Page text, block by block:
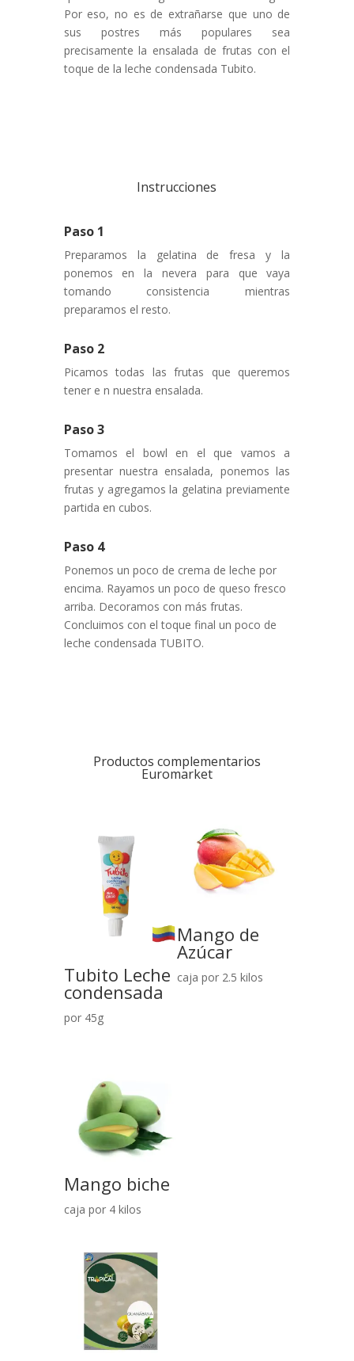
Por eso, no es de extrañarse que uno de
sus postres más populares sea
precisamente la ensalada de frutas con el
toque de la leche condensada Tubito.
Instrucciones
Paso 1
Preparamos la gelatina de fresa y la
ponemos en la nevera para que vaya
tomando consistencia mientras
preparamos el resto.
Paso 2
Picamos todas las frutas que queremos
tener e n nuestra ensalada.
Paso 3
Tomamos el bowl en el que vamos a
presentar nuestra ensalada, ponemos las
frutas y agregamos la gelatina previamente
partida en cubos.
Paso 4
Ponemos un poco de crema de leche por
encima. Rayamos un poco de queso fresco
arriba. Decoramos con más frutas.
Concluimos con el toque final un poco de
leche condensada TUBITO.
Productos complementarios
Euromarket
Tubito Leche
condensada
por 45g
Mango de
Azúcar
caja por 2.5 kilos
Mango biche
caja por 4 kilos